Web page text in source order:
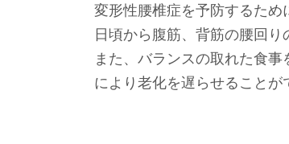
変形性腰椎症を予防するため
日頃から腹筋、背筋の腰回り
また、バランスの取れた食
により老化を遅らせることが